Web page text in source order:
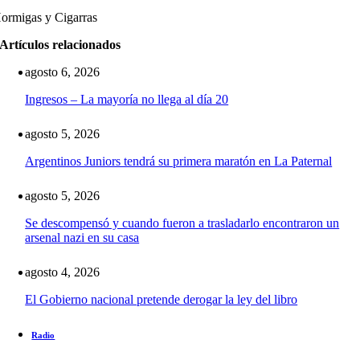
y Cigarras
Artículos relacionados
agosto 6, 2026
Ingresos – La mayoría no llega al día 20
agosto 5, 2026
Argentinos Juniors tendrá su primera maratón en La Paternal
agosto 5, 2026
Se descompensó y cuando fueron a trasladarlo encontraron un
arsenal nazi en su casa
agosto 4, 2026
El Gobierno nacional pretende derogar la ley del libro
Radio